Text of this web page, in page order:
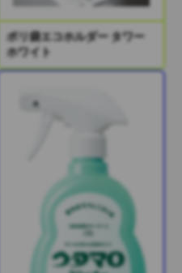
ポリ袋エコホルダー タワー
ホワイト